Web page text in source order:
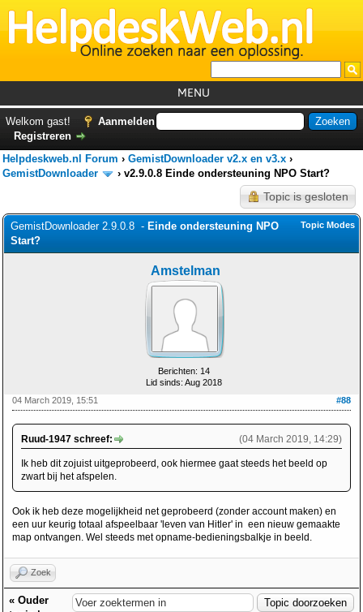
MENU
Foutcodes
GemistDownloader*
Forum
Welkom gast!
Aanmelden
Registreren
Helpdeskweb.nl Forum › GemistDownloader v2.x en v3.x ›
GemistDownloader
› v2.9.0.8 Einde ondersteuning NPO Start?
Topic is gesloten
Topic Modes
GemistDownloader 2.9.0.8 - Einde ondersteuning NPO
Start?
Amstelman
Berichten: 14
Lid sinds: Aug 2018
#88
04 March 2019, 15:51
(04 March 2019, 14:29)
Ruud-1947 schreef:
Ik heb dit zojuist uitgeprobeerd, ook hiermee gaat steeds het beeld op
zwart bij het afspelen.
Ook ik heb deze mogelijkheid net geprobeerd (zonder account maken) en
een uur keurig totaal afspeelbaar 'leven van Hitler' in een nieuw gemaakte
map ontvangen. Wel steeds met opname-bedieningsbalkje in beeld.
Zoek
« Ouder